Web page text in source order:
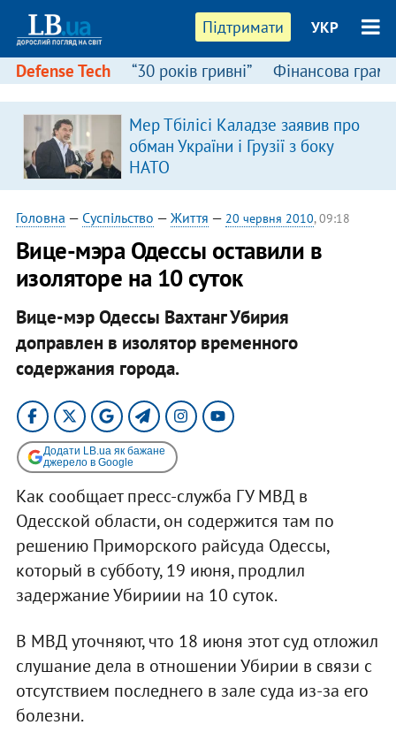
Підтримати УКР
Defense Tech “30 років гривні” Фінансова
Мер Тбілісі Каладзе заявив про
обман України і Грузії з боку
НАТО
Головна — Суспільство — Життя — 20 червня 2010, 09:18
Вице-мэра Одессы оставили в
изоляторе на 10 суток
Вице-мэр Одессы Вахтанг Убирия
доправлен в изолятор временного
содержания города.
Додати LB.ua як бажане
джерело в Google
Как сообщает пресс-служба ГУ МВД в
Одесской области, он содержится там по
решению Приморского райсуда Одессы,
который в субботу, 19 июня, продлил
задержание Убириии на 10 суток.
В МВД уточняют, что 18 июня этот суд отложил
слушание дела в отношении Убирии в связи с
отсутствием последнего в зале суда из-за его
болезни.